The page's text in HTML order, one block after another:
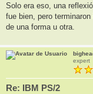
Solo era eso, una
fue bien, pero
de una forma u otra.
expert
Re: IBM PS/2